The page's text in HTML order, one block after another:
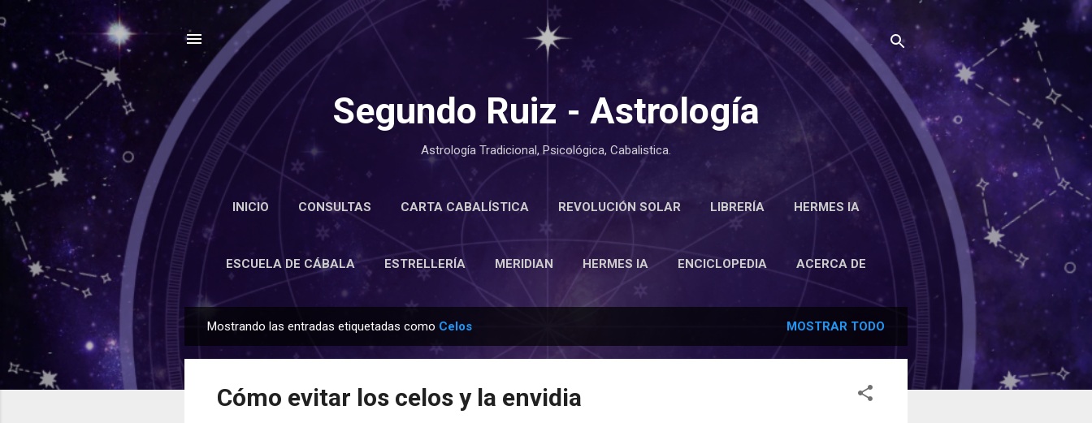
Ir al contenido principal
Segundo Ruiz - Astrología
Astrología Tradicional, Psicológica, Cabalistica.
INICIO CONSULTAS CARTA CABALÍSTICA REVOLUCIÓN SOLAR LIBRERÍA HERMES IA
ENCICLOPEDIA ESTRELLERÍA MERIDIAN MÁS…
ESCUELA DE CÁBALA
ESTRELLERÍA MERIDIAN HERMES IA ENCICLOPEDIA ACERCA DE
n
Mostrando las entradas etiquetadas como Celos MOSTRAR TODO
Cómo evitar los celos y la envidia